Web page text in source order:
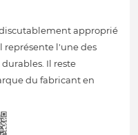
approprié
représente l'une des
Il reste
du fabricant en